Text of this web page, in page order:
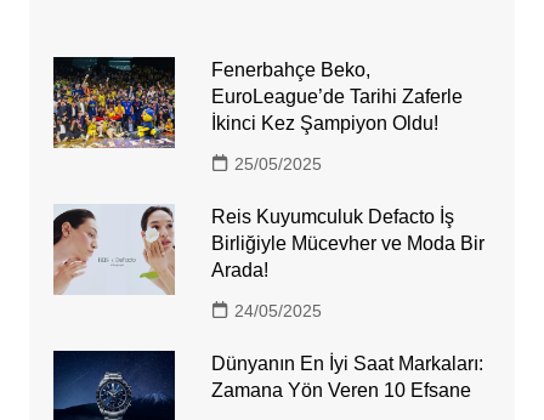
Fenerbahçe Beko,
EuroLeague’de Tarihi Zaferle
İkinci Kez Şampiyon Oldu!
25/05/2025
Reis Kuyumculuk Defacto İş
Birliğiyle Mücevher ve Moda Bir
Arada!
24/05/2025
Dünyanın En İyi Saat Markaları:
Zamana Yön Veren 10 Efsane